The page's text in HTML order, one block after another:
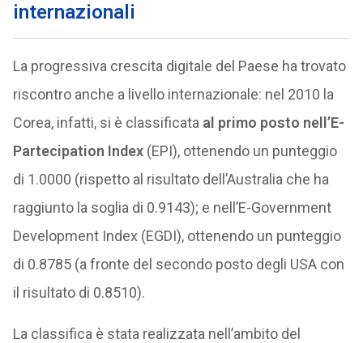
internazionali
La progressiva crescita digitale del Paese ha trovato
riscontro anche a livello internazionale: nel 2010 la
Corea, infatti, si è classificata al primo posto nell’E-
Partecipation Index (EPI), ottenendo un punteggio
di 1.0000 (rispetto al risultato dell’Australia che ha
raggiunto la soglia di 0.9143); e nell’E-Government
Development Index (EGDI), ottenendo un punteggio
di 0.8785 (a fronte del secondo posto degli USA con
il risultato di 0.8510).
La classifica è stata realizzata nell’ambito del